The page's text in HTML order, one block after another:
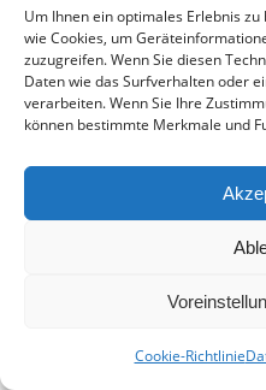
Um Ihnen ein optimales Erlebnis
wie Cookies, um
zuzugreifen. Wenn Sie diesen
Daten wie das Surfverhalten oder
verarbeiten. Wenn Sie Ihre
können bestimmte Merkmale und
Cookie-Richtlinie
wenn das Rohr mit
Grundwasser gefüllt
Bewässerungspumpe
Sand. Abschließend
Beachten Sie, dass Sie
WassersStrom
Brunnens benötigt pro
einen Strom-
zudem über die